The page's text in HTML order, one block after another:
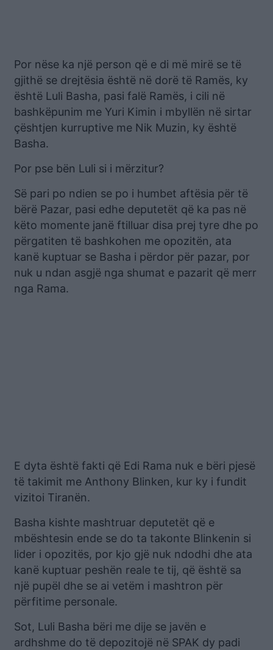
Por nëse ka një person që e di më mirë se të
gjithë se drejtësia është në dorë të Ramës, ky
është Luli Basha, pasi falë Ramës, i cili në
bashkëpunim me Yuri Kimin i mbyllën në sirtar
çështjen kurruptive me Nik Muzin, ky është
Basha.
Por pse bën Luli si i mërzitur?
Së pari po ndien se po i humbet aftësia për të
bërë Pazar, pasi edhe deputetët që ka pas në
këto momente janë ftilluar disa prej tyre dhe po
përgatiten të bashkohen me opozitën, ata
kanë kuptuar se Basha i përdor për pazar, por
nuk u ndan asgjë nga shumat e pazarit që merr
nga Rama.
E dyta është fakti që Edi Rama nuk e bëri pjesë
të takimit me Anthony Blinken, kur ky i fundit
vizitoi Tiranën.
Basha kishte mashtruar deputetët që e
mbështesin ende se do ta takonte Blinkenin si
lider i opozitës, por kjo gjë nuk ndodhi dhe ata
kanë kuptuar peshën reale te tij, që është sa
një pupël dhe se ai vetëm i mashtron për
përfitime personale.
Sot, Luli Basha bëri me dije se javën e
ardhshme do të depozitojë në SPAK dy padi